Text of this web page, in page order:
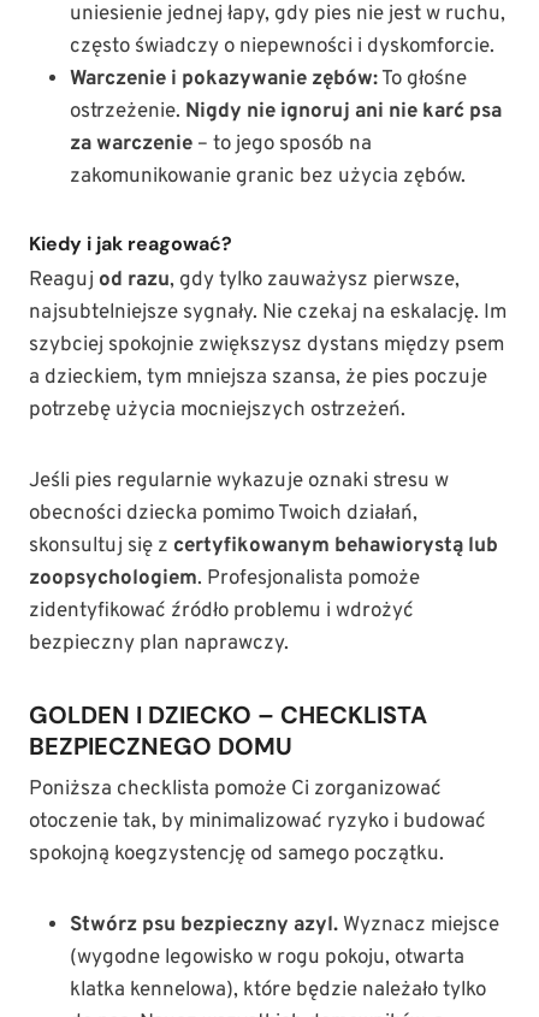
uniesienie jednej łapy, gdy pies nie jest w ruchu,
często świadczy o niepewności i dyskomforcie.
Warczenie i pokazywanie zębów:To głośne
ostrzeżenie. Nigdy nie ignoruj ani nie karć psa
za warczenie – to jego sposób na
zakomunikowanie granic bez użycia zębów.
Kiedy i jak reagować?
Reaguj od razu, gdy tylko zauważysz pierwsze,
najsubtelniejsze sygnały. Nie czekaj na eskalację. Im
szybciej spokojnie zwiększysz dystans między psem
a dzieckiem, tym mniejsza szansa, że pies poczuje
potrzebę użycia mocniejszych ostrzeżeń.
Jeśli pies regularnie wykazuje oznaki stresu w
obecności dziecka pomimo Twoich działań,
skonsultuj się z certyfikowanym behawiorystą lub
zoopsychologiem. Profesjonalista pomoże
zidentyfikować źródło problemu i wdrożyć
bezpieczny plan naprawczy.
GOLDEN I DZIECKO – CHECKLISTA
BEZPIECZNEGO DOMU
Poniższa checklista pomoże Ci zorganizować
otoczenie tak, by minimalizować ryzyko i budować
spokojną koegzystencję od samego początku.
Stwórz psu bezpieczny azyl. Wyznacz miejsce
(wygodne legowisko w rogu pokoju, otwarta
klatka kennelowa), które będzie należało tylko